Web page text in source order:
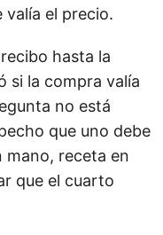
valía el precio.
hasta la
si la compra valía
no está
que uno debe
mano, receta en
que el cuarto